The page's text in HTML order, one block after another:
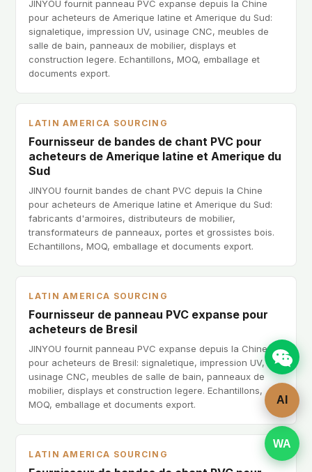
JINYOU fournit panneau PVC expanse depuis la Chine
pour acheteurs de Amerique latine et Amerique du Sud:
signaletique, impression UV, usinage CNC, meubles de
salle de bain, panneaux de mobilier, displays et
construction legere. Echantillons, MOQ, emballage et
documents export.
LATIN AMERICA SOURCING
Fournisseur de bandes de chant PVC pour
acheteurs de Amerique latine et Amerique du
Sud
JINYOU fournit bandes de chant PVC depuis la Chine
pour acheteurs de Amerique latine et Amerique du Sud:
fabricants d'armoires, distributeurs de mobilier,
transformateurs de panneaux, portes et grossistes bois.
Echantillons, MOQ, emballage et documents export.
LATIN AMERICA SOURCING
Fournisseur de panneau PVC expanse pour
acheteurs de Bresil
JINYOU fournit panneau PVC expanse depuis la Chine
pour acheteurs de Bresil: signaletique, impression UV,
usinage CNC, meubles de salle de bain, panneaux de
mobilier, displays et construction legere. Echantillons,
MOQ, emballage et documents export.
LATIN AMERICA SOURCING
WA
AI